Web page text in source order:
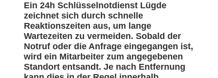
Ein 24h Schlüsselnotdienst Lügde
zeichnet sich durch schnelle
Reaktionszeiten aus, um lange
Wartezeiten zu vermeiden. Sobald der
Notruf oder die Anfrage eingegangen ist,
wird ein Mitarbeiter zum angegebenen
Standort entsandt. Je nach Entfernung